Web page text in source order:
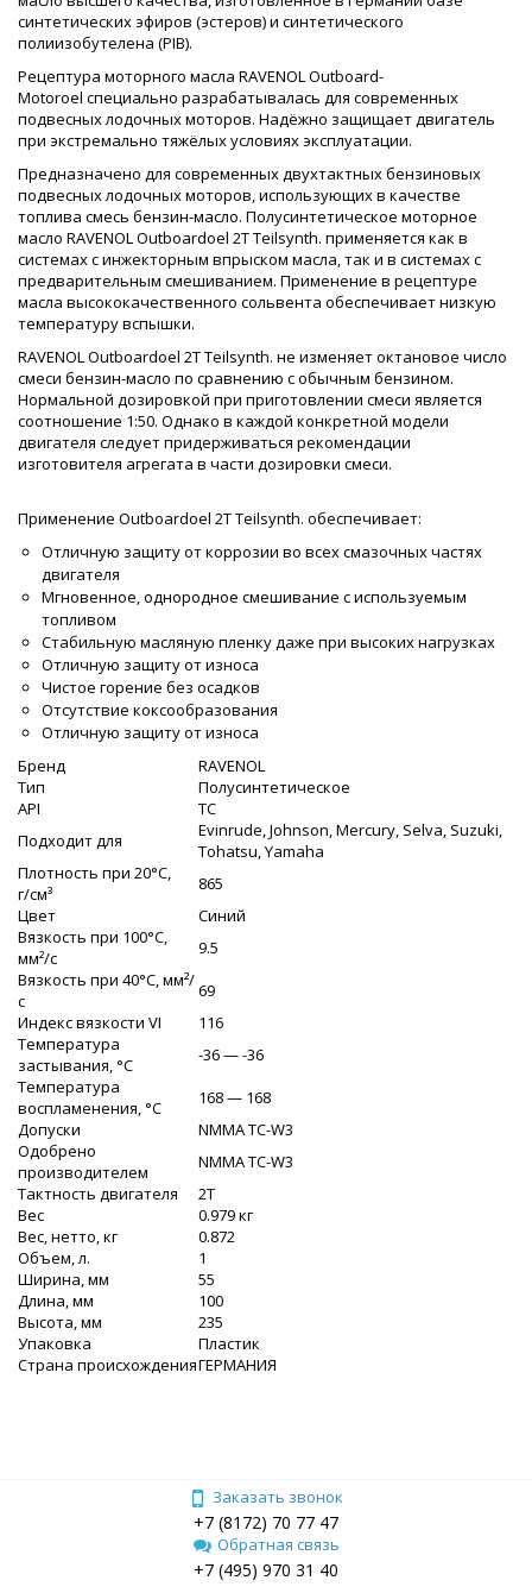
синтетических эфиров (эстеров) и синтетического
полиизобутелена (PIB).
Рецептура моторного масла RAVENOL Outboard-
Motoroel специально разрабатывалась для современных
подвесных лодочных моторов. Надёжно защищает двигатель
при экстремально тяжёлых условиях эксплуатации.
Предназначено для современных двухтактных бензиновых
подвесных лодочных моторов, использующих в качестве
топлива смесь бензин-масло. Полусинтетическое моторное
масло RAVENOL Outboardoel 2T Teilsynth. применяется как в
системах с инжекторным впрыском масла, так и в системах с
предварительным смешиванием. Применение в рецептуре
масла высококачественного сольвента обеспечивает низкую
температуру вспышки.
RAVENOL Outboardoel 2T Teilsynth. не изменяет октановое число
смеси бензин-масло по сравнению с обычным бензином.
Нормальной дозировкой при приготовлении смеси является
соотношение 1:50. Однако в каждой конкретной модели
двигателя следует придерживаться рекомендации
изготовителя агрегата в части дозировки смеси.
Применение Outboardoel 2T Teilsynth. обеспечивает:
Отличную защиту от коррозии во всех смазочных частях
двигателя
Мгновенное, однородное смешивание с используемым
топливом
Стабильную масляную пленку даже при высоких нагрузках
Отличную защиту от износа
Чистое горение без осадков
Отсутствие коксообразования
Отличную защиту от износа
Бренд
RAVENOL
Тип
Полусинтетическое
API
TC
Подходит для
Evinrude, Johnson, Mercury, Selva, Suzuki,
Tohatsu, Yamaha
Плотность при 20°C,
г/cм³
865
Цвет
Синий
Вязкость при 100°C,
мм²/с
9.5
Вязкость при 40°C, мм²/
с
69
Индекс вязкости VI
116
Температура
застывания, °C
-36 — -36
Температура
воспламенения, °C
168 — 168
Допуски
NMMA TC-W3
Одобрено
производителем
NMMA TC-W3
Тактность двигателя
2T
Вес
0.979 кг
Вес, нетто, кг
0.872
Объем, л.
1
Ширина, мм
55
Длина, мм
100
Высота, мм
235
Упаковка
Пластик
Страна происхожденияГЕРМАНИЯ
Заказать звонок
+7 (8172) 70 77 47
Обратная связь
+7 (495) 970 31 40